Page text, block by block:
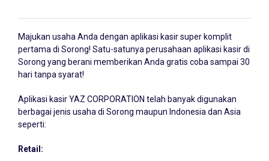
Majukan usaha Anda dengan aplikasi kasirsuper komplit
pertama di Sorong! Satu-satunya perusahaan aplikasi kasir di
Sorong yang berani memberikan Anda gratis coba sampai 30
hari tanpa syarat!
Aplikasi kasir YAZ CORPORATION telah banyak digunakan
berbagai jenis usaha di Sorong maupun Indonesia dan Asia
seperti:
Retail: